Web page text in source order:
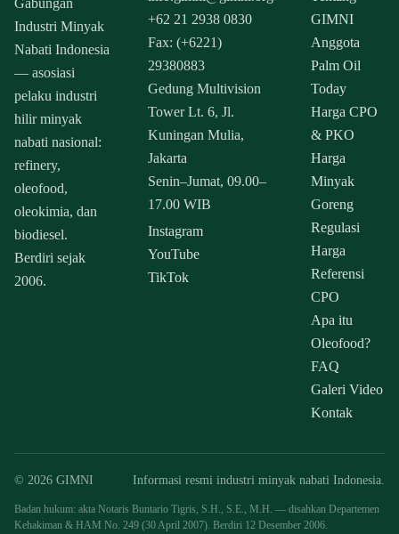
Industri Minyak
Nabati Indonesia
— asosiasi
pelaku industri
hilir minyak
nabati nasional:
refinery,
oleofood,
oleokimia, dan
biodiesel.
Berdiri sejak
2006.
+62 21 2938 0830
Fax: (+6221)
29380883
Gedung Multivision
Tower Lt. 6, Jl.
Kuningan Mulia,
Jakarta
Senin–Jumat, 09.00–
17.00 WIB
Instagram
YouTube
TikTok
GIMNI
Anggota
Palm Oil
Today
Harga CPO
& PKO
Harga
Minyak
Goreng
Regulasi
Harga
Referensi
CPO
Apa itu
Oleofood?
FAQ
Galeri Video
Kontak
© 2026 GIMNI Informasi resmi industri minyak nabati Indonesia.
Badan hukum: akta Notaris Buntario Tigris, S.H., S.E., M.H. — disahkan Departemen
Kehakiman & HAM No. 249 (30 April 2007). Berdiri 12 Desember 2006.